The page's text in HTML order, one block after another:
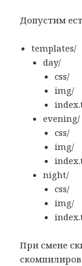
Допустим
templates/
day/
css/
img/
evening/
css/
img/
night/
css/
img/
При смене